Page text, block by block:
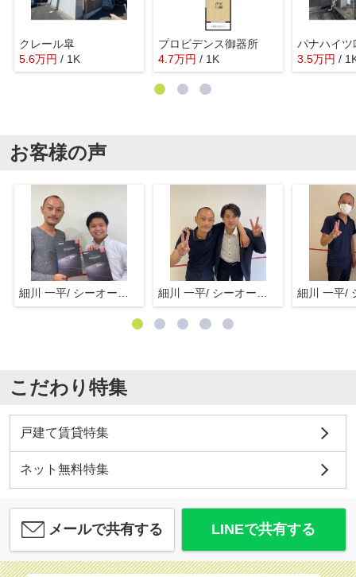
クレール皐
5.6万円 / 1K
プロビデンス御器所
4.7万円 / 1K
パナハイツ
3.5万円 /
お客様の声
こだわり特集
戸建て賃貸特集
ネット無料特集
メールで共有する LINEで共有する